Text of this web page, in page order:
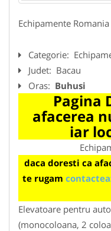
Echipamente
Categorie:
Judet: Bacau
Oras: Buhusi
Pagina
afacerea
iar
daca doresti ca
te rugam
Elevatoare pentru
(monocoloana, 2